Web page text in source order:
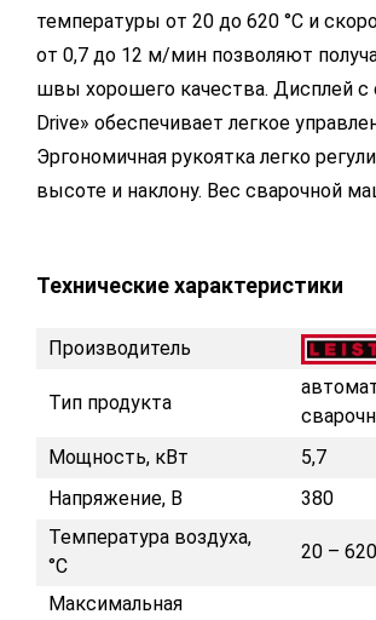
температуры от 20 до 620 °С и
от 0,7 до 12 м/мин позволяют
швы хорошего качества. Дисплей с
Drive» обеспечивает легкое
Эргономичная рукоятка легко
высоте и наклону. Вес сварочной
Технические характеристики
Производитель
Тип продукта
Мощность, кВт
5,7
Напряжение, В
380
Температура воздуха,
°С
20 – 620
Максимальная